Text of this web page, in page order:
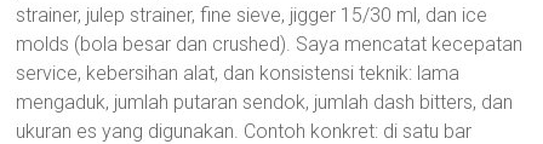
strainer, julep strainer, fine sieve, jigger 15/30 ml, dan ice
molds (bola besar dan crushed). Saya mencatat kecepatan
service, kebersihan alat, dan konsistensi teknik: lama
mengaduk, jumlah putaran sendok, jumlah dash bitters, dan
ukuran es yang digunakan. Contoh konkret: di satu bar